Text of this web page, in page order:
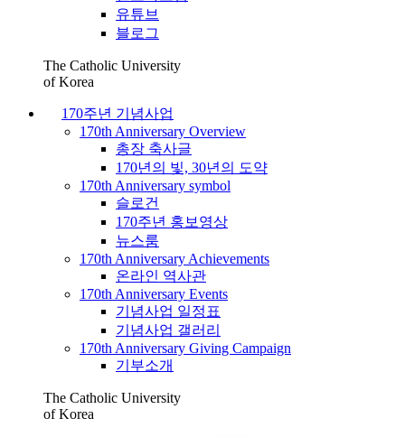
유튜브
블로그
The Catholic University
of Korea
170주년 기념사업
170th Anniversary Overview
총장 축사글
170년의 빛, 30년의 도약
170th Anniversary symbol
슬로건
170주년 홍보영상
뉴스룸
170th Anniversary Achievements
온라인 역사관
170th Anniversary Events
기념사업 일정표
기념사업 갤러리
170th Anniversary Giving Campaign
기부소개
The Catholic University
of Korea